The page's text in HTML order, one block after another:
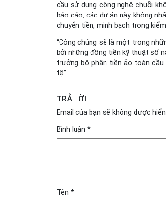
cầu sử dụng công nghệ chuỗi
báo cáo, các dự án này không
chuyển tiền, minh bạch trong
“Công chúng sẽ là một trong
bởi những đồng tiền kỹ thuật số
trưởng bộ phận tiền ảo toàn cầu
tệ”.
TRẢ LỜI
Email của bạn sẽ không được
Bình luận *
Tên *